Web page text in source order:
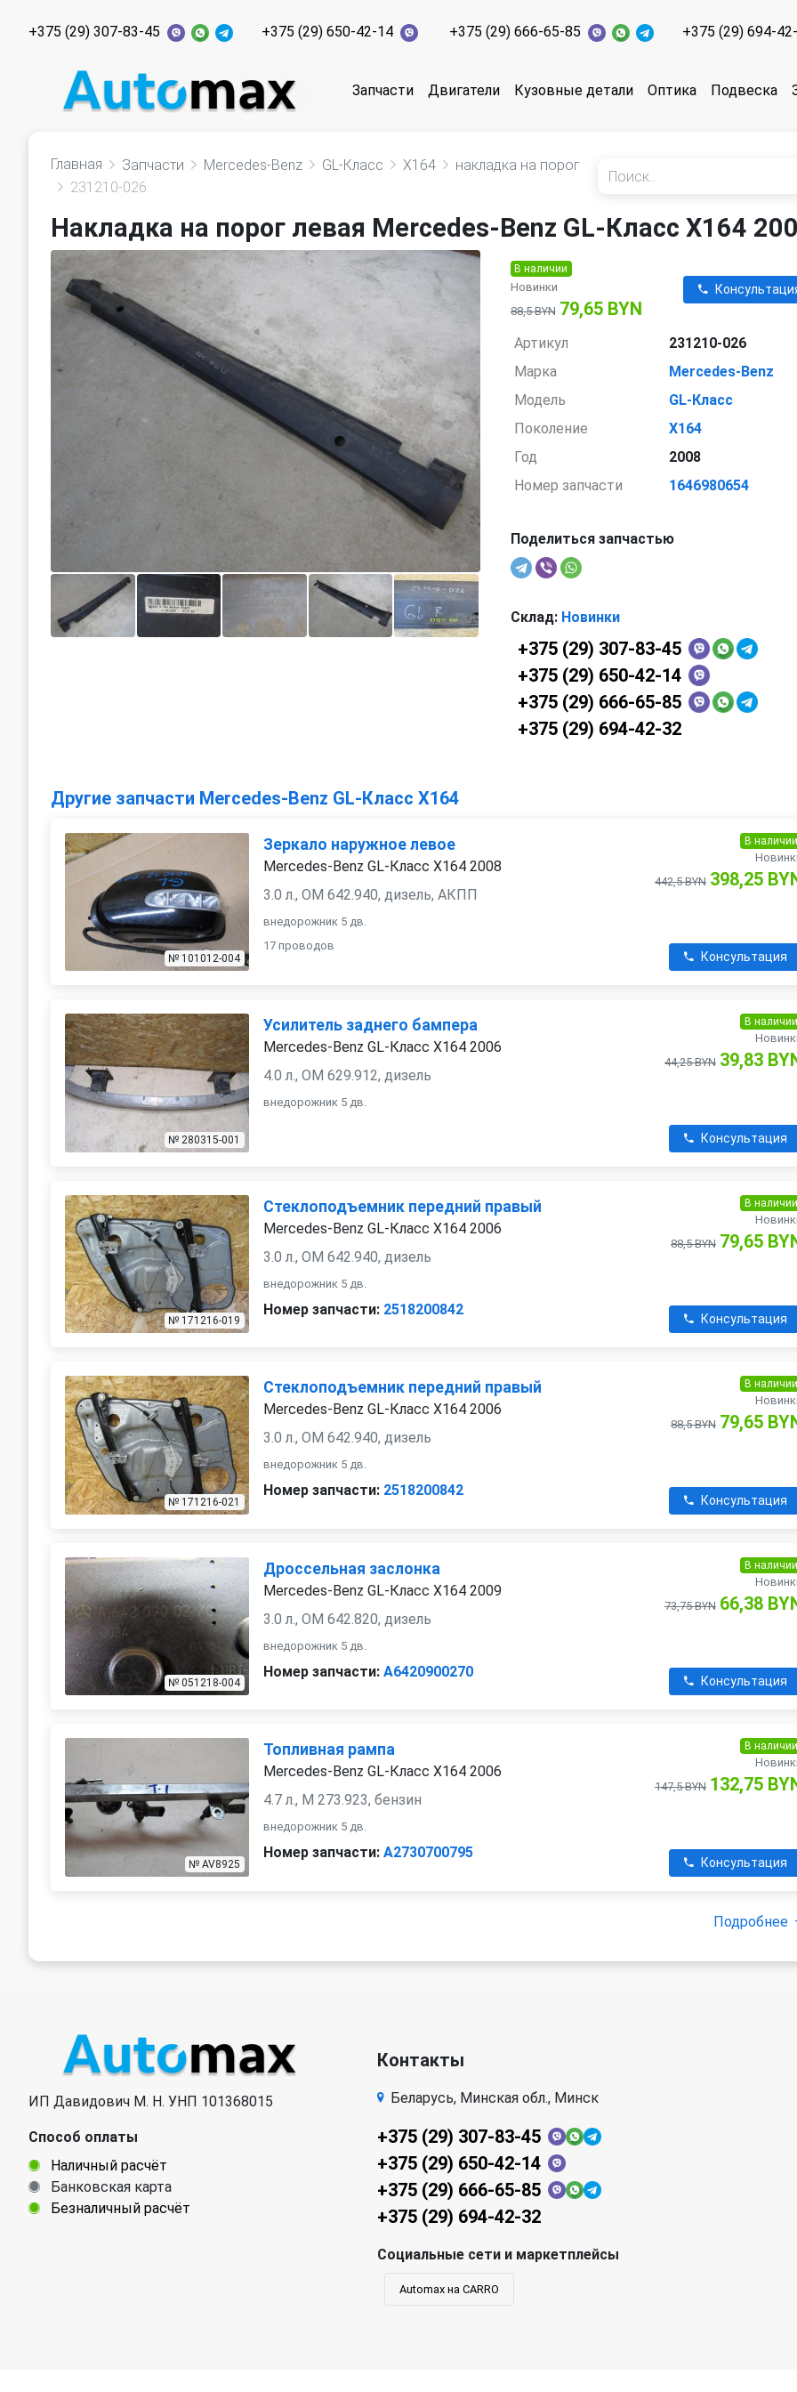
+375 (29) 307-83-45 +375 (29) 650-42-14 +375 (29) 666-65-85 +375 (29) 694-
Запчасти Двигатели Кузовные детали Оптика Подвеска
Главная Запчасти Mercedes-Benz GL-Класс X164
накладка на порог
231210-026
Накладка на порог левая Mercedes-Benz GL-Класс X164
В наличии
Новинки
88,5 BYN 79,65 BYN
Артикул
231210-026
Марка
Mercedes-Benz
Модель
GL-Класс
Поколение
X164
Год
2008
Номер запчасти
1646980654
Поделиться запчастью
Склад: Новинки
+375 (29) 307-83-45
+375 (29) 650-42-14
+375 (29) 666-65-85
+375 (29) 694-42-32
Другие запчасти Mercedes-Benz GL-Класс X164
№ 101012-004
Зеркало наружное левое
Mercedes-Benz GL-Класс X164 2008
3.0 л., OM 642.940, дизель, АКПП
внедорожник 5 дв.
17 проводов
В наличии
442,5 BYN 398,25
Консультация
№ 280315-001
Усилитель заднего бампера
Mercedes-Benz GL-Класс X164 2006
4.0 л., OM 629.912, дизель
внедорожник 5 дв.
В наличии
44,25 BYN 39,83
Консультация
№ 171216-019
Стеклоподъемник передний правый
Mercedes-Benz GL-Класс X164 2006
3.0 л., OM 642.940, дизель
внедорожник 5 дв.
Номер запчасти: 2518200842
В наличии
88,5 BYN 79,65
Консультация
№ 171216-021
Стеклоподъемник передний правый
Mercedes-Benz GL-Класс X164 2006
3.0 л., OM 642.940, дизель
внедорожник 5 дв.
Номер запчасти: 2518200842
В наличии
88,5 BYN 79,65
Консультация
№ 051218-004
Дроссельная заслонка
Mercedes-Benz GL-Класс X164 2009
3.0 л., OM 642.820, дизель
внедорожник 5 дв.
Номер запчасти: A6420900270
В наличии
73,75 BYN 66,38
Консультация
№ AV8925
Топливная рампа
Mercedes-Benz GL-Класс X164 2006
4.7 л., M 273.923, бензин
внедорожник 5 дв.
Номер запчасти: A2730700795
В наличии
147,5 BYN 132,75
Консультация
Подробнее
ИП Давидович М. Н. УНП 101368015
Способ оплаты
Наличный расчёт
Банковская карта
Безналичный расчёт
Контакты
Беларусь, Минская обл., Минск
+375 (29) 307-83-45
+375 (29) 650-42-14
+375 (29) 666-65-85
+375 (29) 694-42-32
Социальные сети и маркетплейсы
Automax на CARRO